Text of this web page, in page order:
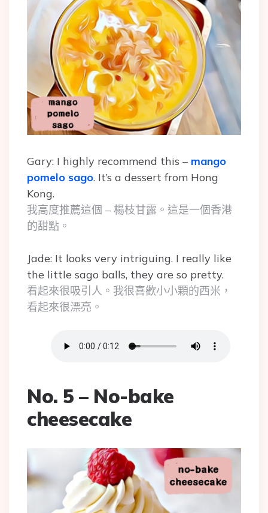
Gary: I highly recommend this – mango
pomelo sago. It’s a dessert from Hong
Kong.
我高度推薦這個 – 楊枝甘露。這是一個香港
的甜點。
Jade: It looks very intriguing. I really like
the little sago balls, they are so pretty.
看起來很吸引人。我很喜歡小小顆的西米，
看起來很漂亮。
No. 5 – No-bake
cheesecake